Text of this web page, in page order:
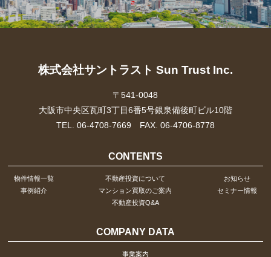
株式会社サントラスト Sun Trust Inc.
〒541-0048
大阪市中央区瓦町3丁目6番5号銀泉備後町ビル10階
TEL. 06-4708-7669 FAX. 06-4706-8778
CONTENTS
物件情報一覧
事例紹介
不動産投資について
マンション買取のご案内
不動産投資Q&A
お知らせ
セミナー情報
COMPANY DATA
事業案内